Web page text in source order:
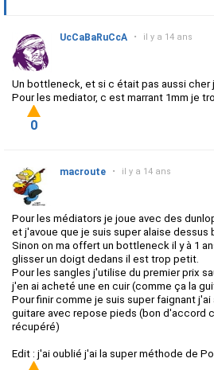
UcCaBaRuCcA • il y a 14 ans
Un bottleneck, et si c était pas aussi cher
Pour les mediator, c est marrant 1mm je
0
macroute • il y a 14 ans
Pour les médiators je joue avec des
et j'avoue que je suis super alaise dessus
Sinon on ma offert un bottleneck il y à 1
glisser un doigt dedans il est trop petit.
Pour les sangles j'utilise du premier prix
j'en ai acheté une en cuir (comme ça la
Pour finir comme je suis super faignant j'ai
guitare avec repose pieds (bon d'accord
récupéré)
Edit : j'ai oublié j'ai la super méthode de